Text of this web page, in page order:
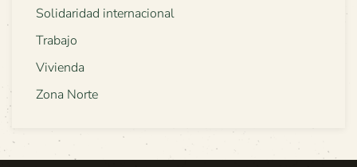
Solidaridad internacional
Trabajo
Vivienda
Zona Norte